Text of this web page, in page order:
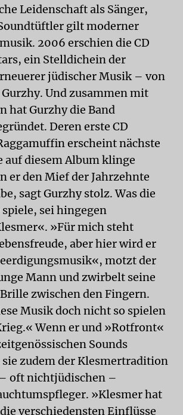
Leidenschaft als Sänger,
gilt moderner
2006 erschien die CD
ein Stelldichein der
jüdischer Musik – von
Und zusammen mit
hat Gurzhy die Band
Deren erste CD
erscheint nächste
auf diesem Album klinge
er den Mief der Jahrzehnte
sagt Gurzhy stolz. Was die
spiele, sei hingegen
»Für mich steht
aber hier wird er
motzt der
Mann und zwirbelt seine
zwischen den Fingern.
Musik doch nicht so spielen
Wenn er und »Rotfront«
Sounds
zudem der Klesmertradition
oft nichtjüdischen –
»Klesmer hat
verschiedensten Einflüsse